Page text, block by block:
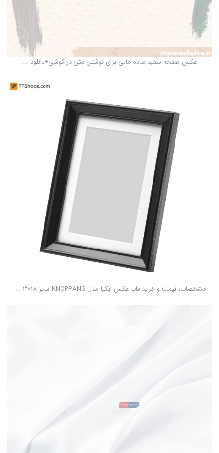
عکس صفحه سفید ساده خالی برای نوشتن متن در گوشی+دانلود ...
مشخصات، قیمت و خرید قاب عکس ایکیا مدل KNOPPANG سایز 18×13 ...